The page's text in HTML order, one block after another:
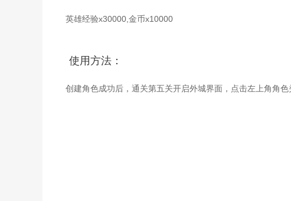
英雄经验x30000,金币x10000
使用方法：
创建角色成功后，通关第五关开启外城界面，点击左上角角色